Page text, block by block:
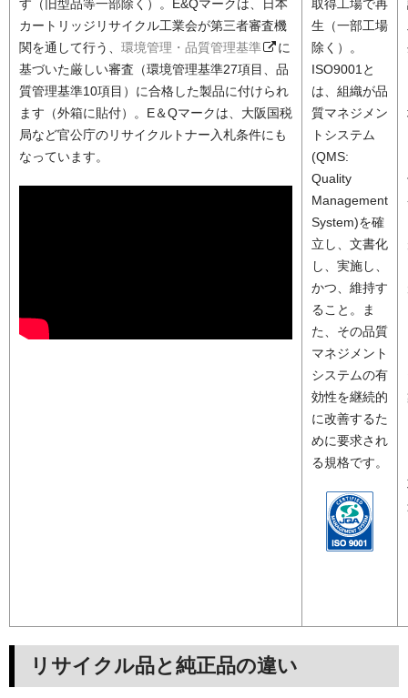
す（旧型品等一部除く）。E&Qマークは、日本
カートリッジリサイクル工業会が第三者審査機
関を通して行う、 環境管理・品質管理基準
に
基づいた厳しい審査（環境管理基準27項目、品
質管理基準10項目）に合格した製品に付けられ
ます（外箱に貼付）。E＆Qマークは、大阪国税
局など官公庁のリサイクルトナー入札条件にも
なっています。
取得工場で再
生（一部工場
除く）。
ISO9001と
は、組織が品
質マネジメン
トシステム
(QMS:
Quality
Management
System)を確
立し、文書化
し、実施し、
かつ、維持す
ること。ま
た、その品質
マネジメント
システムの有
効性を継続的
に改善するた
めに要求され
る規格です。
リサイクル品と純正品の違い